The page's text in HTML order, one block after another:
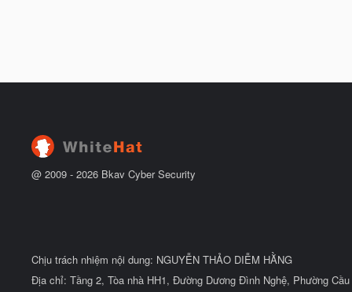
@ 2009 - 2026 Bkav Cyber Security
Chịu trách nhiệm nội dung: NGUYỄN THẢO DIỄM HẰNG
Địa chỉ: Tầng 2, Tòa nhà HH1, Đường Dương Đình Nghệ, Phường